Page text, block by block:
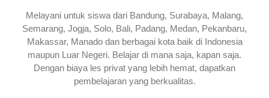
Melayani untuk siswa dari Bandung, Surabaya, Malang,
Semarang, Jogja, Solo, Bali, Padang, Medan, Pekanbaru,
Makassar, Manado dan berbagai kota baik di Indonesia
maupun Luar Negeri. Belajar di mana saja, kapan saja.
Dengan biaya les privat yang lebih hemat, dapatkan
pembelajaran yang berkualitas.